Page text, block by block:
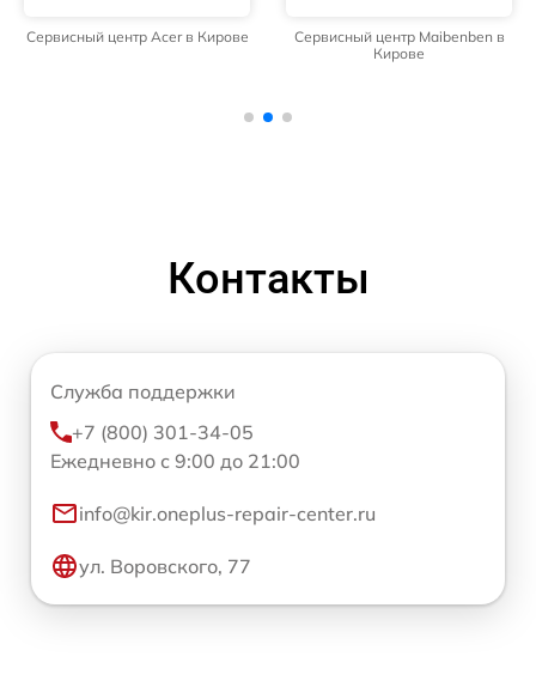
Сервисный центр Acer в Кирове
Сервисный центр Maibenben в
Кирове
Контакты
Служба поддержки
+7 (800) 301-34-05
Ежедневно с 9:00 до 21:00
info@kir.oneplus-repair-center.ru
ул. Воровского, 77